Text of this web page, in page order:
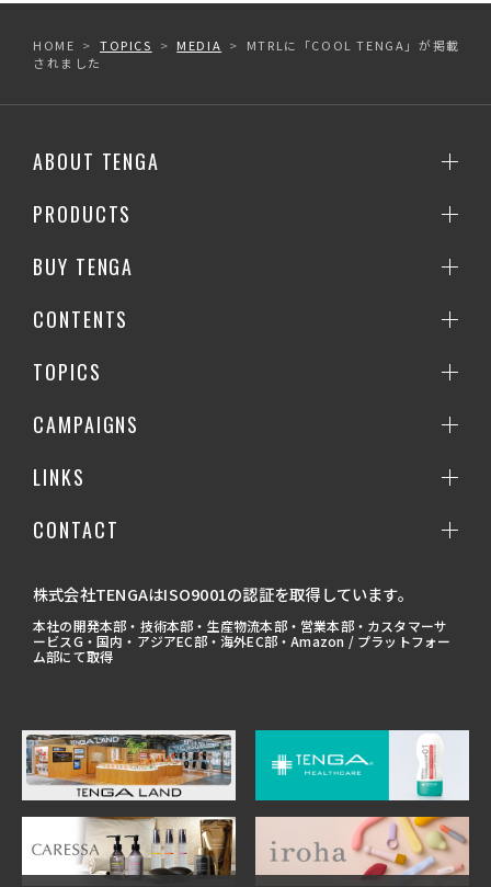
HOME TOPICS MEDIA
MTRLに「COOL TENGA」が掲載
されました
ABOUT TENGA
PRODUCTS
BUY TENGA
CONTENTS
TOPICS
CAMPAIGNS
LINKS
CONTACT
株式会社TENGAはISO9001の認証を取得しています。
本社の開発本部・技術本部・生産物流本部・営業本部・カスタマーサ
ービスG・国内・アジアEC部・海外EC部・Amazon / プラットフォー
ム部にて取得